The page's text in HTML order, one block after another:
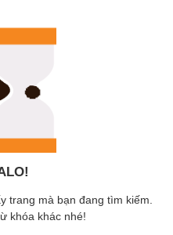
trang mà bạn đang tìm kiếm.
khóa khác nhé!